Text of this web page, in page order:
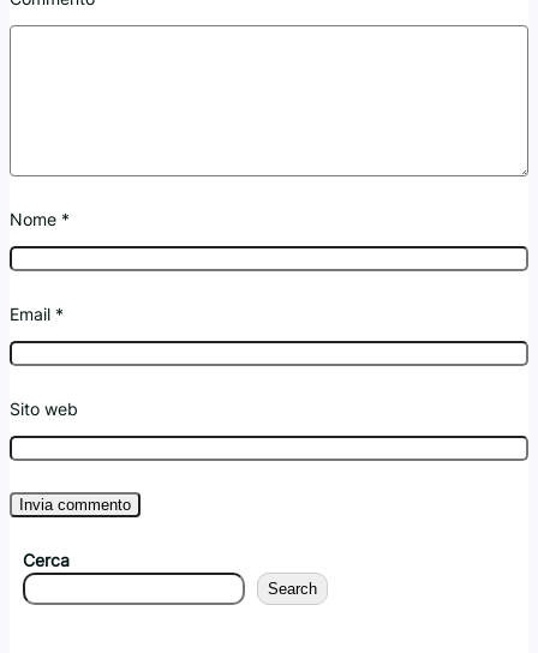
Nome *
Email *
Sito web
Cerca
Search